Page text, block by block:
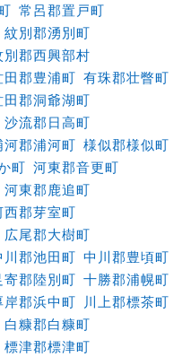
常呂郡置戸町
紋別郡湧別町
別郡西興部村
田郡豊浦町 有珠郡壮瞥町
田郡洞爺湖町
沙流郡日高町
河郡浦河町 様似郡様似町
町 河東郡音更町
河東郡鹿追町
西郡芽室町
広尾郡大樹町
川郡池田町 中川郡豊頃町
寄郡陸別町 十勝郡浦幌町
岸郡浜中町
川上郡標茶町
白糠郡白糠町
標津郡標津町